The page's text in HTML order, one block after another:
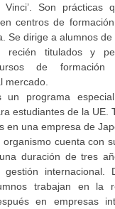
Vinci’. Son prácticas
centros de
Se dirige a alumnos
recién titulados y
de formación
mercado.
un programa
estudiantes de la UE.
en una empresa de
organismo cuenta con
duración de tres
gestión internacional.
trabajan en la
en empresas